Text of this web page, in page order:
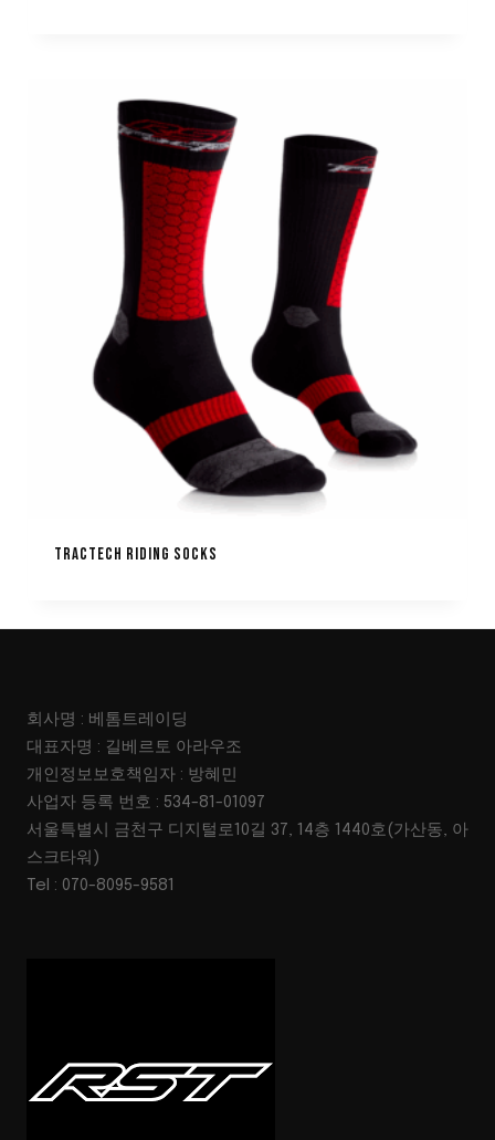
TRACTECH RIDING SOCKS
회사명 : 베톰트레이딩
대표자명 : 길베르토 아라우조
개인정보보호책임자 : 방혜민
사업자 등록 번호 : 534-81-01097
서울특별시 금천구 디지털로10길 37, 14층 1440호(가산동, 아
스크타워)
Tel : 070-8095-9581